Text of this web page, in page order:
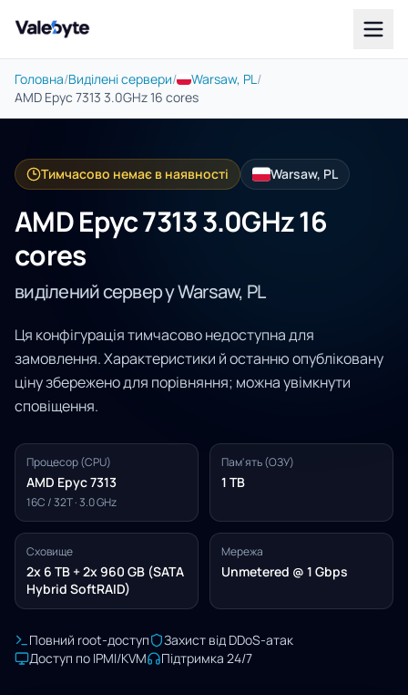
Valebyte
Головна/Виділені сервери/ Warsaw, PL/
AMD Epyc 7313 3.0GHz 16 cores
Тимчасово немає в наявності Warsaw, PL
AMD Epyc 7313 3.0GHz 16
cores
виділений сервер у Warsaw, PL
Ця конфігурація тимчасово недоступна для
замовлення. Характеристики й останню опубліковану
ціну збережено для порівняння; можна увімкнути
сповіщення.
Процесор (CPU)
AMD Epyc 7313
16C / 32T · 3.0 GHz
Пам'ять (ОЗУ)
1 TB
Сховище
2x 6 TB + 2x 960 GB (SATA
Hybrid SoftRAID)
Мережа
Unmetered @ 1 Gbps
Повний root-доступ
Захист від DDoS-атак
Доступ по IPMI/KVM
Підтримка 24/7